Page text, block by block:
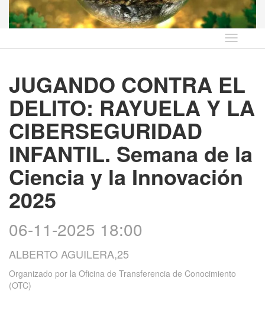
Idioma
JUGANDO CONTRA EL
DELITO: RAYUELA Y LA
CIBERSEGURIDAD
INFANTIL. Semana de la
Ciencia y la Innovación
2025
06-11-2025 18:00
ALBERTO AGUILERA,25
Organizado por la Oficina de Transferencia de Conocimiento
(OTC)